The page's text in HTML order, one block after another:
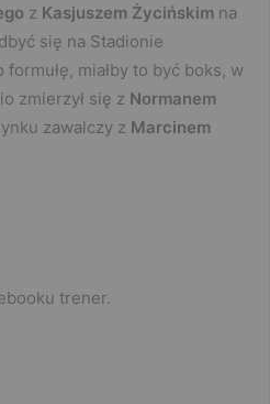
z Kasjuszem Życińskim na
się na Stadionie
miałby to być boks, w
zmierzył się z Normanem
zawalczy z Marcinem
trener.